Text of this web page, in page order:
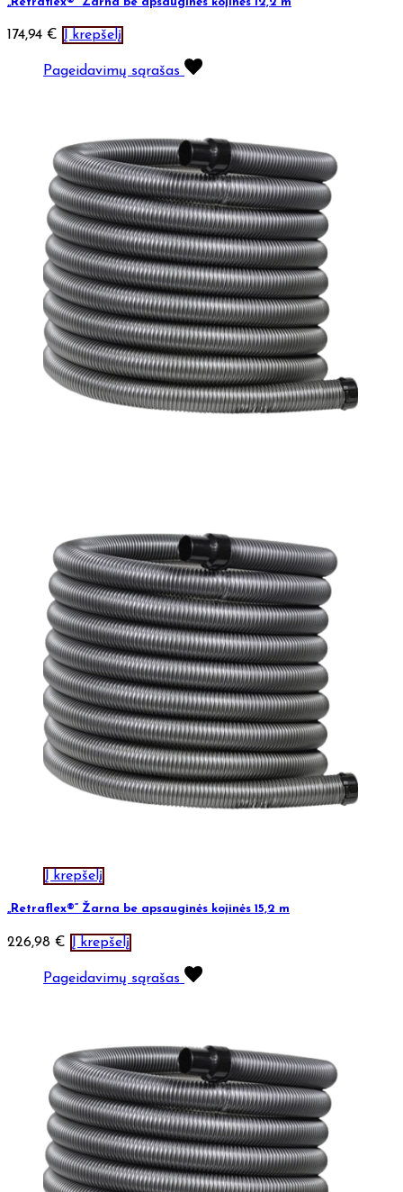
174,94 € Į krepšelį
Pageidavimų sąrašas
Į krepšelį
„Retraflex®“ Žarna be apsauginės kojinės 15,2 m
226,98 € Į krepšelį
Pageidavimų sąrašas